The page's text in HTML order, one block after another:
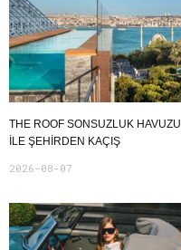
THE ROOF SONSUZLUK HAVUZU
ILE ŞEHIRDEN KAÇIŞ
2026-08-07